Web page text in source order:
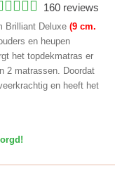
160 reviews
Brilliant Deluxe (9 cm.
en heupen
het topdekmatras er
2 matrassen. Doordat
en heeft het